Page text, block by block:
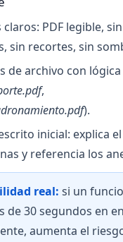
claros: PDF legible,
sin recortes, sin
de archivo con lógica
,
).
inicial: explica
y referencia los
real: si un
de 30 segundos en
aumenta el